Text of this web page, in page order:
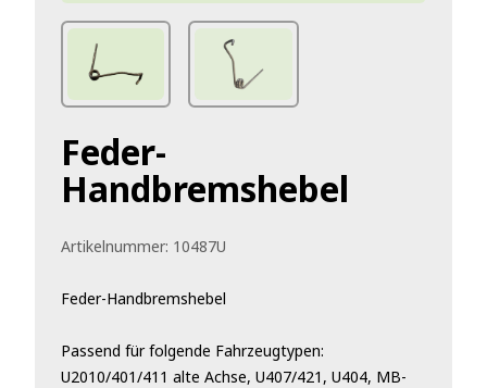
Feder-
Handbremshebel
Artikelnummer: 10487U
Feder-Handbremshebel
Passend für folgende Fahrzeugtypen:
U2010/401/411 alte Achse, U407/421, U404, MB-